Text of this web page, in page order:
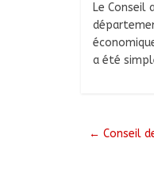
Le Conseil
a été
← Conseil